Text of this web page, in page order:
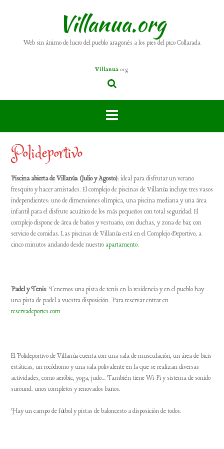
Villanua.org
Web sin ánimo de lucro del pueblo aragonés a los pies del pico Collarada
Villanua.org
Polideportivo
Piscina abierta de Villanúa (Julio y Agosto): ideal para disfrutar un verano
fresquito y hacer amistades. El complejo de piscinas de Villanúa incluye tres vasos
independientes: uno de dimensiones olímpica, una piscina mediana y una área
infantil para el disfrute acuático de los más pequeños con total seguridad. El
complejo dispone de área de baños y vestuario, con duchas, y zona de bar, con
servicio de comidas. Las piscinas de Villanúa está en el Complejo Deportivo, a
cinco minutos andando desde nuestro apartamento.
Padel y Tenis: Tenemos una pista de tenis en la residencia y en el pueblo hay
una pista de padel a vuestra disposición. Para reservar entrar en
reservadeportes.com
El Polideportivo de Villanúa cuenta con una sala de musculación, un área de bicis
estáticas, un rocódromo y una sala polivalente en la que se realizan diversas
actividades, como aeróbic, yoga, judo… También tiene Wi-Fi y sistema de sonido
suround. unos completos y renovados baños.
Hay un campo de fútbol y pistas de baloncesto a disposición de todos.